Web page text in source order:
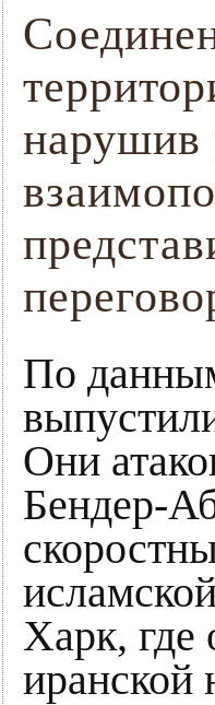
нарушив
По
Они
Бендер-
Харк, где
иранской